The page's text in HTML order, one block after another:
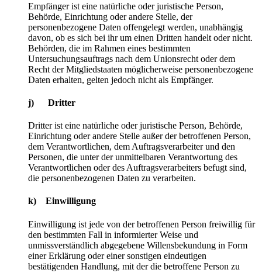
Empfänger ist eine natürliche oder juristische Person,
Behörde, Einrichtung oder andere Stelle, der
personenbezogene Daten offengelegt werden, unabhängig
davon, ob es sich bei ihr um einen Dritten handelt oder nicht.
Behörden, die im Rahmen eines bestimmten
Untersuchungsauftrags nach dem Unionsrecht oder dem
Recht der Mitgliedstaaten möglicherweise personenbezogene
Daten erhalten, gelten jedoch nicht als Empfänger.
j) Dritter
Dritter ist eine natürliche oder juristische Person, Behörde,
Einrichtung oder andere Stelle außer der betroffenen Person,
dem Verantwortlichen, dem Auftragsverarbeiter und den
Personen, die unter der unmittelbaren Verantwortung des
Verantwortlichen oder des Auftragsverarbeiters befugt sind,
die personenbezogenen Daten zu verarbeiten.
k) Einwilligung
Einwilligung ist jede von der betroffenen Person freiwillig für
den bestimmten Fall in informierter Weise und
unmissverständlich abgegebene Willensbekundung in Form
einer Erklärung oder einer sonstigen eindeutigen
bestätigenden Handlung, mit der die betroffene Person zu